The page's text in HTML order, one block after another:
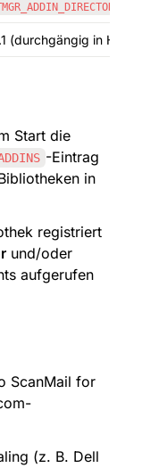
(durchgängig in HCL
-Eintrag
in
registriert
aufgerufen
ScanMail for
(z. B. Dell